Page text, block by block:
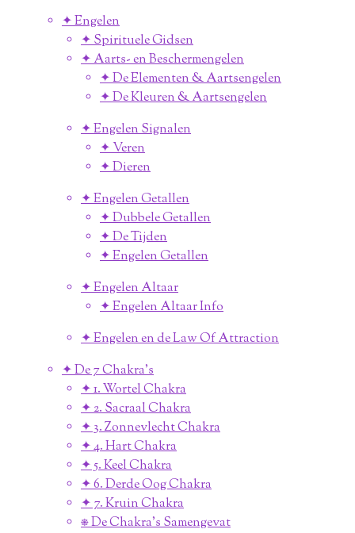
✦ Engelen
✦ Spirituele Gidsen
✦ Aarts- en Beschermengelen
✦ De Elementen & Aartsengelen
✦ De Kleuren & Aartsengelen
✦ Engelen Signalen
✦ Veren
✦ Dieren
✦ Engelen Getallen
✦ Dubbele Getallen
✦ De Tijden
✦ Engelen Getallen
✦ Engelen Altaar
✦ Engelen Altaar Info
✦ Engelen en de Law Of Attraction
✦ De 7 Chakra's
✦ 1. Wortel Chakra
✦ 2. Sacraal Chakra
✦ 3. Zonnevlecht Chakra
✦ 4. Hart Chakra
✦ 5. Keel Chakra
✦ 6. Derde Oog Chakra
✦ 7. Kruin Chakra
⎈ De Chakra's Samengevat